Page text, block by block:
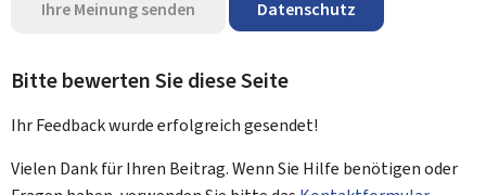
Ihre Meinung senden Datenschutz
Bitte bewerten Sie diese Seite
Ihr Feedback wurdeerfolgreichgesendet!
Vielen Dank für Ihren Beitrag. Wenn Sie Hilfe benötigen oder